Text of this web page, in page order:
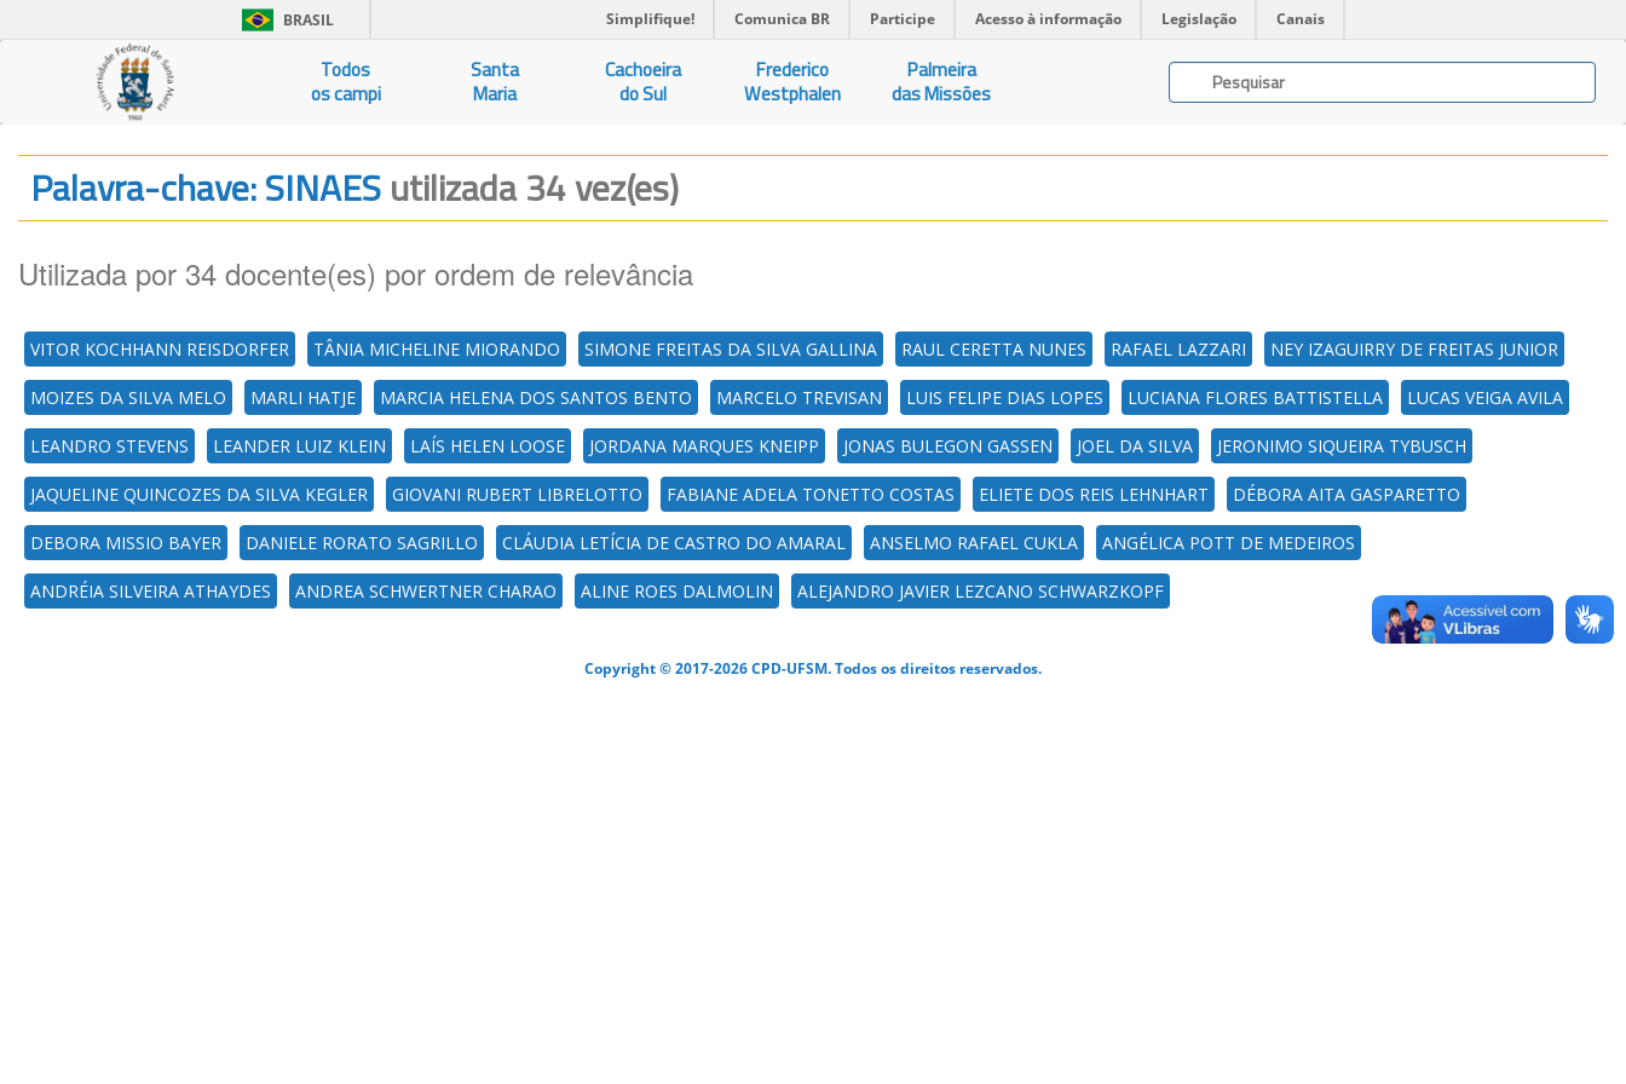
BRASIL Simplifique! Comunica BR Participe Acesso à informação Legislação Canais
Todos
os campi
Santa
Maria
Cachoeira
do Sul
Frederico
Westphalen
Palmeira
das Missões
Palavra-chave: SINAESutilizada 34 vez(es)
Utilizada por 34 docente(es) por ordem de relevância
VITOR KOCHHANN REISDORFER TÂNIA MICHELINE MIORANDO SIMONE FREITAS DA SILVA GALLINA RAUL CERETTA NUNES RAFAEL LAZZARI NEY IZAGUIRRY DE FREITAS JUNIOR
MOIZES DA SILVA MELO MARLI HATJE MARCIA HELENA DOS SANTOS BENTO MARCELO TREVISAN LUIS FELIPE DIAS LOPES LUCIANA FLORES BATTISTELLA LUCAS VEIGA AVILA
LEANDRO STEVENS LEANDER LUIZ KLEIN LAÍS HELEN LOOSE JORDANA MARQUES KNEIPP JONAS BULEGON GASSEN JOEL DA SILVA JERONIMO SIQUEIRA TYBUSCH
JAQUELINE QUINCOZES DA SILVA KEGLER GIOVANI RUBERT LIBRELOTTO FABIANE ADELA TONETTO COSTAS ELIETE DOS REIS LEHNHART DÉBORA AITA GASPARETTO
DEBORA MISSIO BAYER DANIELE RORATO SAGRILLO CLÁUDIA LETÍCIA DE CASTRO DO AMARAL ANSELMO RAFAEL CUKLA ANGÉLICA POTT DE MEDEIROS
ANDRÉIA SILVEIRA ATHAYDES ANDREA SCHWERTNER CHARAO ALINE ROES DALMOLIN ALEJANDRO JAVIER LEZCANO SCHWARZKOPF
Copyright © 2017-2026 CPD-UFSM. Todos os direitos reservados.